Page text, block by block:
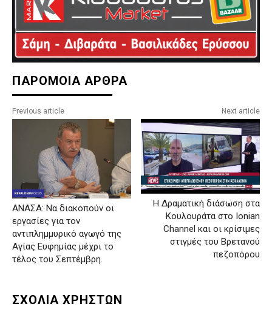
ΠΑΡΟΜΟΙΑ ΑΡΘΡΑ
Previous article
ΑΝΑΣΑ: Να διακοπούν οι
εργασίες για τον
αντιπλημμυρικό αγωγό της
Αγίας Ευφημίας μέχρι το
τέλος του Σεπτέμβρη.
Next article
Η Δραματική διάσωση στα
Κουλουράτα στο Ionian
Channel και οι κρίσιμες
στιγμές του Βρετανού
πεζοπόρου
ΣΧΟΛΙΑ ΧΡΗΣΤΩΝ